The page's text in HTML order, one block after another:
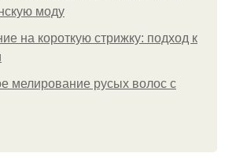
моду
на короткую стрижку: подход к
мелирование русых волос с